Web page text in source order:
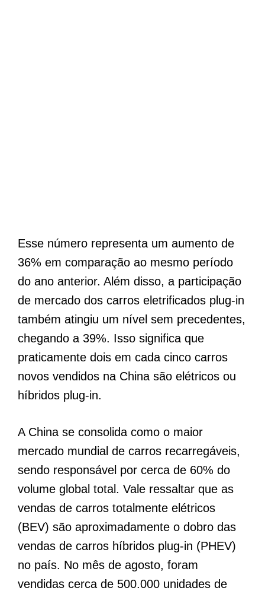
Esse número representa um aumento de
36% em comparação ao mesmo período
do ano anterior. Além disso, a participação
de mercado dos carros eletrificados plug-in
também atingiu um nível sem precedentes,
chegando a 39%. Isso significa que
praticamente dois em cada cinco carros
novos vendidos na China são elétricos ou
híbridos plug-in.
A China se consolida como o maior
mercado mundial de carros recarregáveis,
sendo responsável por cerca de 60% do
volume global total. Vale ressaltar que as
vendas de carros totalmente elétricos
(BEV) são aproximadamente o dobro das
vendas de carros híbridos plug-in (PHEV)
no país. No mês de agosto, foram
vendidas cerca de 500.000 unidades de